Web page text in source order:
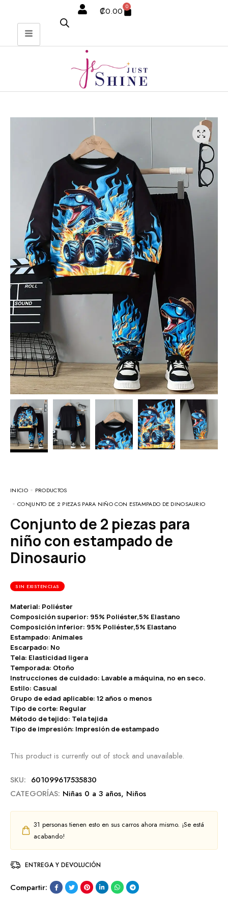
₡0.00 0
INICIO
PRODUCTOS
CONJUNTO DE 2 PIEZAS PARA NIÑO CON ESTAMPADO DE DINOSAURIO
Conjunto de 2 piezas para
niño con estampado de
Dinosaurio
SIN EXISTENCIAS
Material: Poliéster
Composición superior: 95% Poliéster,5% Elastano
Composición inferior: 95% Poliéster,5% Elastano
Estampado: Animales
Escarpado: No
Tela: Elasticidad ligera
Temporada: Otoño
Instrucciones de cuidado: Lavable a máquina, no en seco.
Estilo: Casual
Grupo de edad aplicable: 12 años o menos
Tipo de corte: Regular
Método de tejido: Tela tejida
Tipo de impresión: Impresión de estampado
This product is currently out of stock and unavailable.
SKU: 601099617535830
CATEGORÍAS: Niñas 0 a 3 años, Niños
31 personas tienen esto en sus carros ahora mismo. ¡Se está
acabando!
ENTREGA Y DEVOLUCIÓN
Compartir: